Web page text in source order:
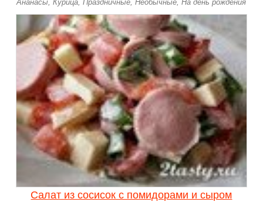
Ананасы, Курица, Праздничные, Необычные, На день рождения
Салат из сосисок с помидорами и сыром